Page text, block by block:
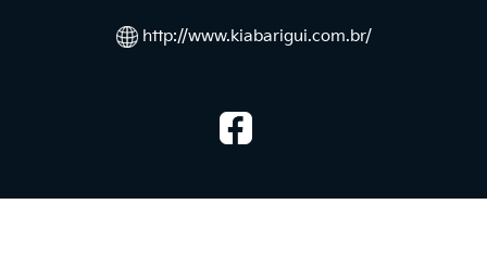
http://www.kiabarigui.com.br/